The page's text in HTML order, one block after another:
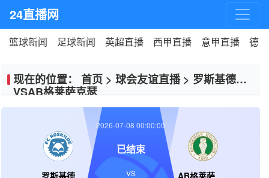
24直播网
篮球新闻 足球新闻 英超直播 西甲直播 意甲直播 德
现在的位置： 首页 > 球会友谊直播> 罗斯基德
VSAB格莱萨克瑟
罗斯基德 AB格莱萨克瑟
2026-07-08 00:00:00
已结束
VS